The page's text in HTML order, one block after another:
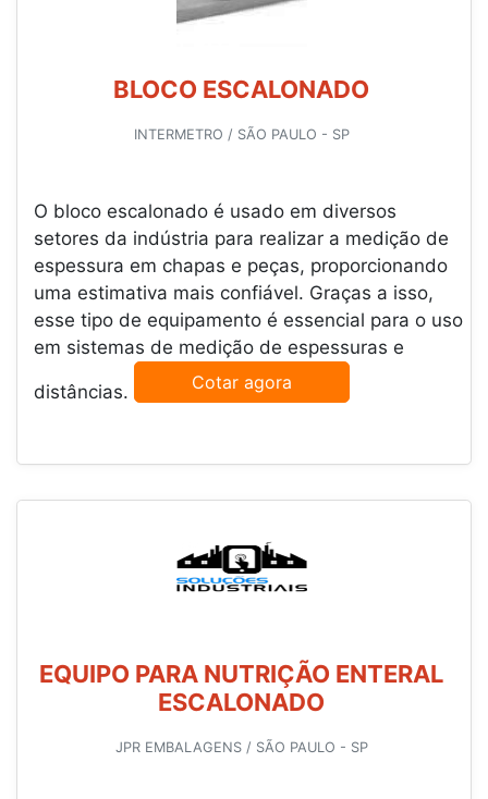
BLOCO ESCALONADO
INTERMETRO / SÃO PAULO - SP
O bloco escalonado é usado em diversos
setores da indústria para realizar a medição de
espessura em chapas e peças, proporcionando
uma estimativa mais confiável. Graças a isso,
esse tipo de equipamento é essencial para o uso
em sistemas de medição de espessuras e
distâncias. Cotar agora
EQUIPO PARA NUTRIÇÃO ENTERAL
ESCALONADO
JPR EMBALAGENS / SÃO PAULO - SP